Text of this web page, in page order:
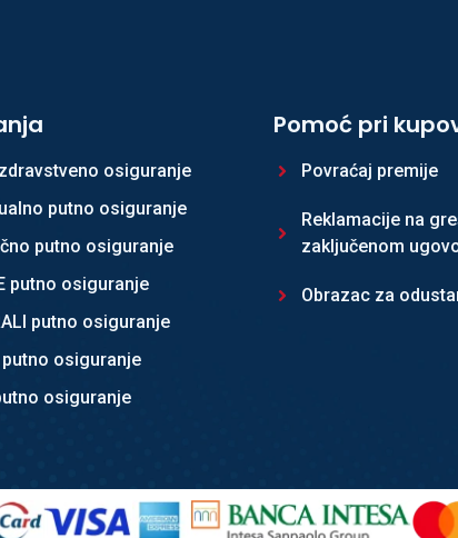
osiguranje
putno osiguranje
putno osiguranje
putno osiguranje
putno osiguranje
putno osiguranje
osiguranje
Pomoć pri
Povraćaj premije
Reklamacije na
zaključenom
Obrazac za